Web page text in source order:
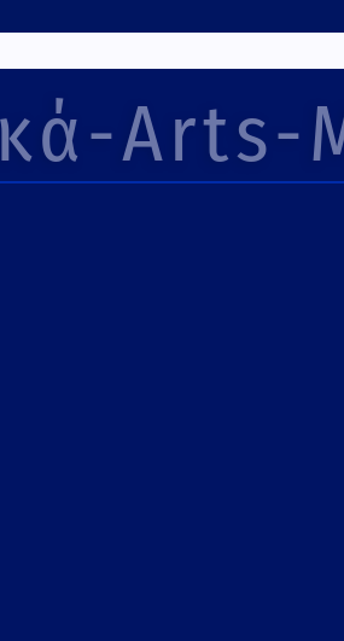
Arts-